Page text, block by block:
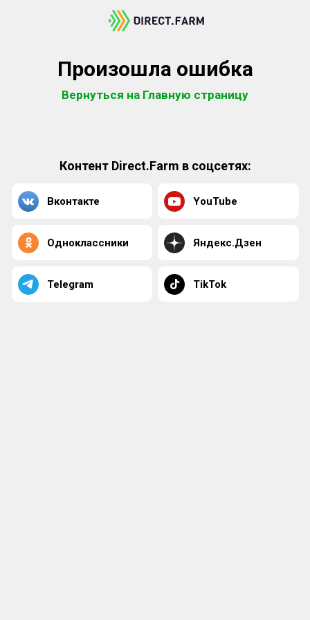
Произошла ошибка
Вернуться на Главную страницу
Контент Direct.Farm в соцсетях:
Вконтакте YouTube
Одноклассники Яндекс.Дзен
Telegram TikTok